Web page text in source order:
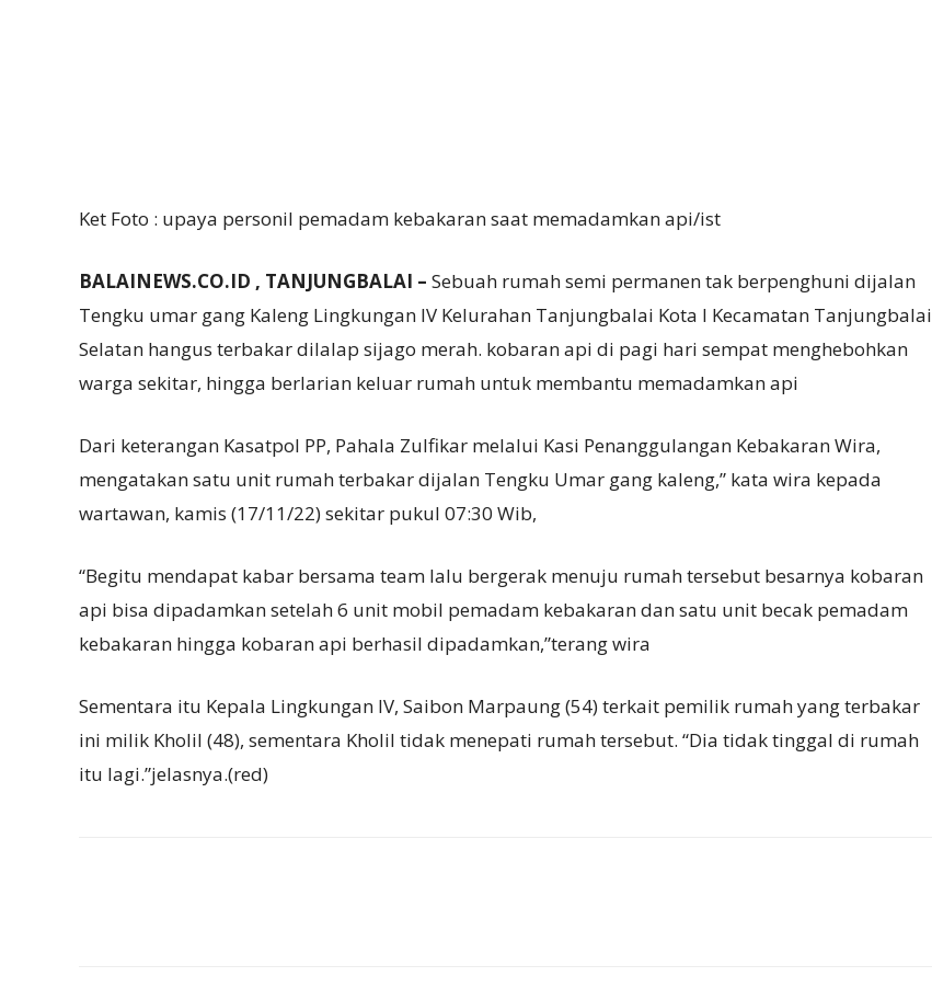
Ket Foto : upaya personil pemadam kebakaran saat memadamkan api/ist
BALAINEWS.CO.ID , TANJUNGBALAI – Sebuah rumah semi permanen tak berpenghuni dijalan
Tengku umar gang Kaleng Lingkungan IV Kelurahan Tanjungbalai Kota I Kecamatan Tanjungbalai
Selatan hangus terbakar dilalap sijago merah. kobaran api di pagi hari sempat menghebohkan
warga sekitar, hingga berlarian keluar rumah untuk membantu memadamkan api
Dari keterangan Kasatpol PP, Pahala Zulfikar melalui Kasi Penanggulangan Kebakaran Wira,
mengatakan satu unit rumah terbakar dijalan Tengku Umar gang kaleng,” kata wira kepada
wartawan, kamis (17/11/22) sekitar pukul 07:30 Wib,
“Begitu mendapat kabar bersama team lalu bergerak menuju rumah tersebut besarnya kobaran
api bisa dipadamkan setelah 6 unit mobil pemadam kebakaran dan satu unit becak pemadam
kebakaran hingga kobaran api berhasil dipadamkan,”terang wira
Sementara itu Kepala Lingkungan IV, Saibon Marpaung (54) terkait pemilik rumah yang terbakar
ini milik Kholil (48), sementara Kholil tidak menepati rumah tersebut. “Dia tidak tinggal di rumah
itu lagi.”jelasnya.(red)